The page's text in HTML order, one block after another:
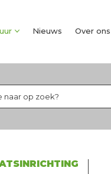
Nieuws Over ons